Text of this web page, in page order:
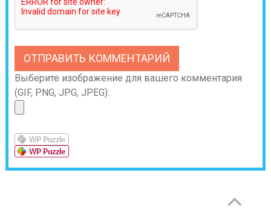
Выберите изображение для вашего комментария
(GIF, PNG, JPG, JPEG):